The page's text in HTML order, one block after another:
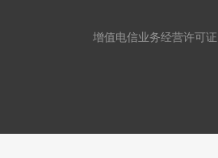
增值电信业务经营许可